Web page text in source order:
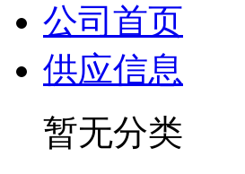
公司首页
供应信息
暂无分类